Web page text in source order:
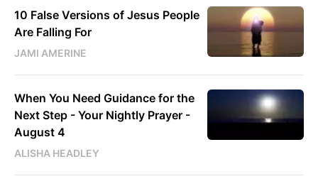
10 False Versions of Jesus People
Are Falling For
JAMI AMERINE
When You Need Guidance for the
Next Step - Your Nightly Prayer -
August 4
ALISHA HEADLEY